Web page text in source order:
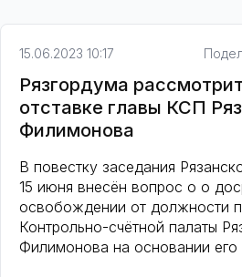
15.06.2023 10:17
Рязгордума
отставке главы КСП
Филимонова
В повестку заседания
15 июня внесён вопрос о о
освобождении от должности
Контрольно-счётной палаты
Филимонова на основании его